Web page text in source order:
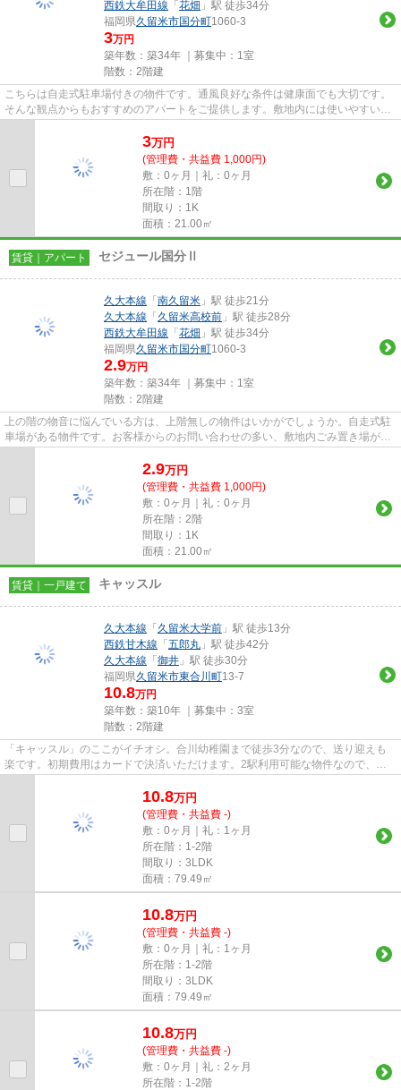
西鉄大牟田線 「花畑 」駅 徒歩34分
福岡県久留米市国分町1060-3
3万円
築年数：築34年 ｜募集中： 1室
階数：2階建
こちらは自走式駐車場付きの物件です。通風良好な条件は健康面でも大切です。
そんな観点からもおすすめのアパートをご提供します。敷地内には使いやすいご
み置き場もございます。初期...
3万円
(管理費・共益費 1,000円)
敷：0ヶ月｜礼：0ヶ月
所在階：1階
間取り：1K
面積：21.00㎡
賃貸｜アパート セジュール国分Ⅱ
久大本線 「南久留米 」駅 徒歩21分
久大本線 「久留米高校前 」駅 徒歩28分
西鉄大牟田線 「花畑 」駅 徒歩34分
福岡県久留米市国分町1060-3
2.9万円
築年数：築34年 ｜募集中： 1室
階数：2階建
上の階の物音に悩んでいる方は、上階無しの物件はいかがでしょうか。自走式駐
車場がある物件です。お客様からのお問い合わせの多い、敷地内ごみ置き場があ
ります。こだわりポイント満...
2.9万円
(管理費・共益費 1,000円)
敷：0ヶ月｜礼：0ヶ月
所在階：2階
間取り：1K
面積：21.00㎡
賃貸｜一戸建て キャッスル
久大本線 「久留米大学前 」駅 徒歩13分
西鉄甘木線 「五郎丸 」駅 徒歩42分
久大本線 「御井 」駅 徒歩30分
福岡県久留米市東合川町13-7
10.8万円
築年数：築10年 ｜募集中： 3室
階数：2階建
「キャッスル」のここがイチオシ。合川幼稚園まで徒歩3分なので、送り迎えも
楽です。初期費用はカードで決済いただけます。2駅利用可能な物件なので、交
通経路を選ぶことができます。...
10.8万円
(管理費・共益費 -)
敷：0ヶ月｜礼：1ヶ月
所在階：1-2階
間取り：3LDK
面積：79.49㎡
10.8万円
(管理費・共益費 -)
敷：0ヶ月｜礼：1ヶ月
所在階：1-2階
間取り：3LDK
面積：79.49㎡
10.8万円
(管理費・共益費 -)
敷：0ヶ月｜礼：2ヶ月
所在階：1-2階